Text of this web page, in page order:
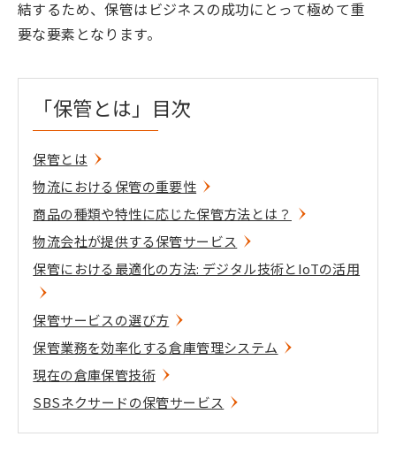
結するため、保管はビジネスの成功にとって極めて重
要な要素となります。
「保管とは」目次
保管とは
物流における保管の重要性
商品の種類や特性に応じた保管方法とは？
物流会社が提供する保管サービス
保管における最適化の方法: デジタル技術とIoTの活用
保管サービスの選び方
保管業務を効率化する倉庫管理システム
現在の倉庫保管技術
SBSネクサードの保管サービス